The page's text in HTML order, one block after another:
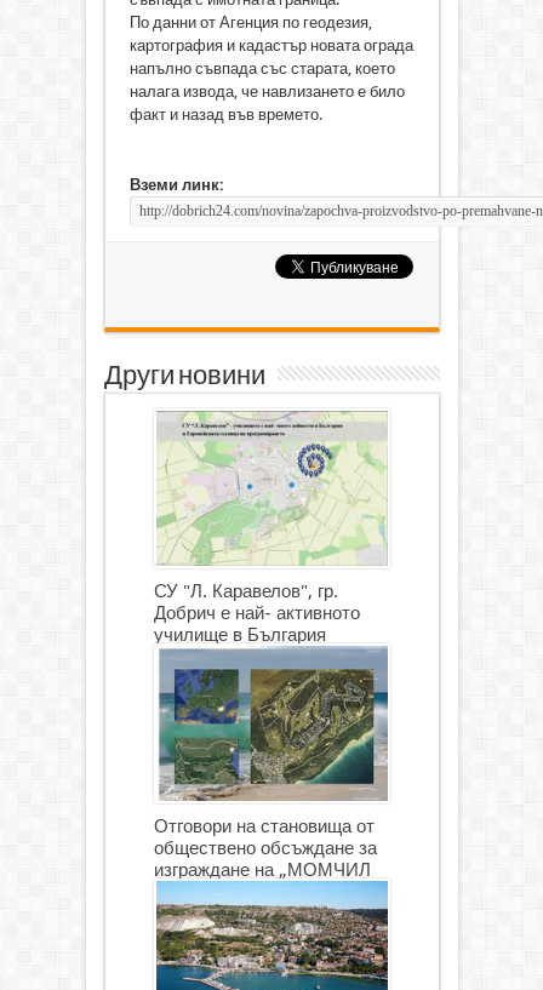
По данни от Агенция по геодезия,
картография и кадастър новата ограда
напълно съвпада със старата, което
налага извода, че навлизането е било
факт и назад във времето.
Вземи линк:
Други новини
СУ "Л. Каравелов", гр.
Добрич е най- активното
училище в България
Отговори на становища от
обществено обсъждане за
изграждане на „МОМЧИЛ
ГОЛФ И ГОЛФ ИГРИЩЕ”